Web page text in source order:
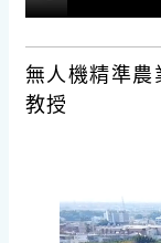
無人機精準
教授